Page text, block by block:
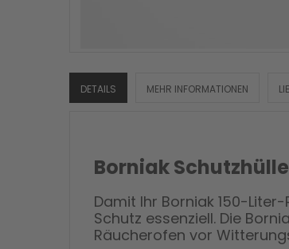
DETAILS MEHR INFORMATIONEN
Borniak
Damit Ihr Borniak 150-
Schutz essenziell. Die
Räucherofen vor